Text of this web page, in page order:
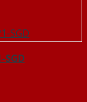
SGD